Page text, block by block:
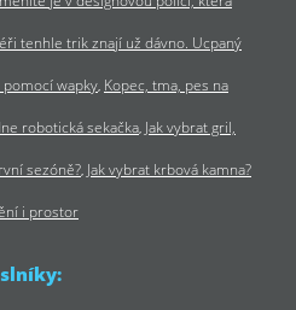
tenhle trik znají už dávno. Ucpaný
wapky Kopec, tma, pes na
robotická sekačka Jak vybrat gril,
sezóně? Jak vybrat krbová kamna?
i prostor